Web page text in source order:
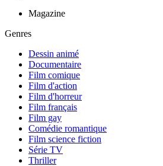
Magazine
Genres
Dessin animé
Documentaire
Film comique
Film d'action
Film d'horreur
Film français
Film gay
Comédie romantique
Film science fiction
Série TV
Thriller